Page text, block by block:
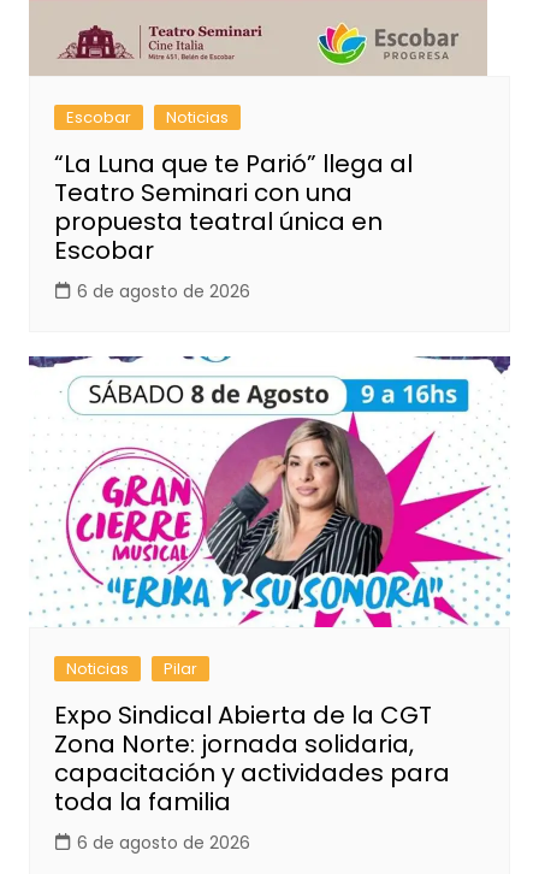
Escobar Noticias
“La Luna que te Parió” llega al
Teatro Seminari con una
propuesta teatral única en
Escobar
6 de agosto de 2026
Noticias Pilar
Expo Sindical Abierta de la CGT
Zona Norte: jornada solidaria,
capacitación y actividades para
toda la familia
6 de agosto de 2026